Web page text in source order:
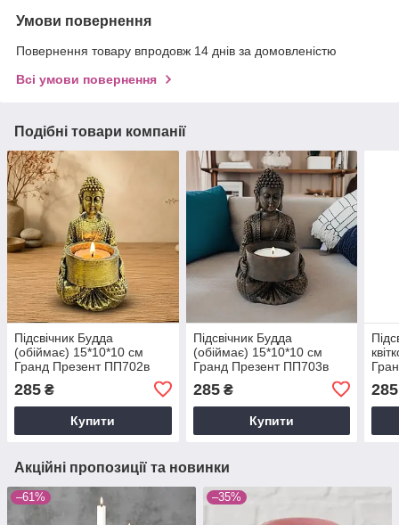
Умови повернення
Повернення товару впродовж 14 днів за домовленістю
Всі умови повернення
Подібні товари компанії
Підсвічник Будда
(обіймає) 15*10*10 см
Гранд Презент ПП702в
285 ₴
Купити
Підсвічник Будда
(обіймає) 15*10*10 см
Гранд Презент ПП703в
285₴
Купити
285
Акційні пропозиції та новинки
–61% –35%